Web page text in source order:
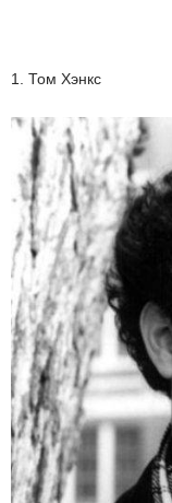
1. Том Хэнкс